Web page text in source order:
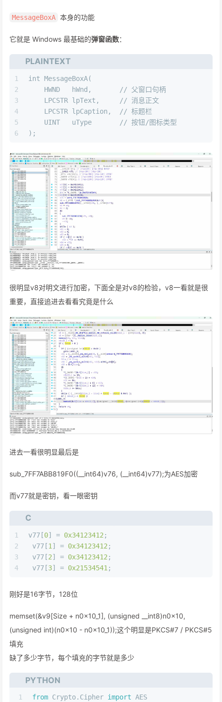
MessageBoxA 本身的功能
它就是 Windows 最基础的弹窗函数：
PLAINTEXT
1
2
3
4
5
6
int MessageBoxA(
    HWND   hWnd,       // 父窗口句柄
    LPCSTR lpText,     // 消息正文
    LPCSTR lpCaption,  // 标题栏
    UINT   uType       // 按钮/图标类型
);
很明显v8对明文进行加密，下面全是对v8的检验，v8一看就是很
重要，直接追进去看看究竟是什么
进去一看很明显最后是
sub_7FF7ABB819F0((__int64)v76, (__int64)v77);为AES加密
而v77就是密钥，看一眼密钥
C
1
2
3
4
v77[0] = 0x34123412 ;
v77[1 ] = 0x34123412 ;
v77[2] = 0x34123412 ;
v77[3] = 0x21534541 ;
刚好是16字节，128位
memset(&v9[Size + n0x10_1], (unsigned __int8)n0x10,
(unsigned int)(n0x10 - n0x10_1));这个明显是PKCS#7 / PKCS#5
填充
缺了多少字节，每个填充的字节就是多少
PYTHON
1
from Crypto.Cipher import AES